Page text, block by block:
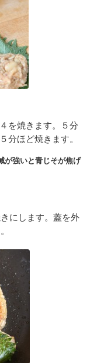
を焼きます。５分
分ほど焼きます。
が強いと青じそが焦げ
にします。蓋を外